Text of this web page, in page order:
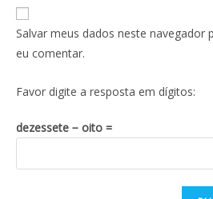
Salvar meus dados neste navegador
eu comentar.
Favor digite a resposta em dígitos:
dezessete − oito =